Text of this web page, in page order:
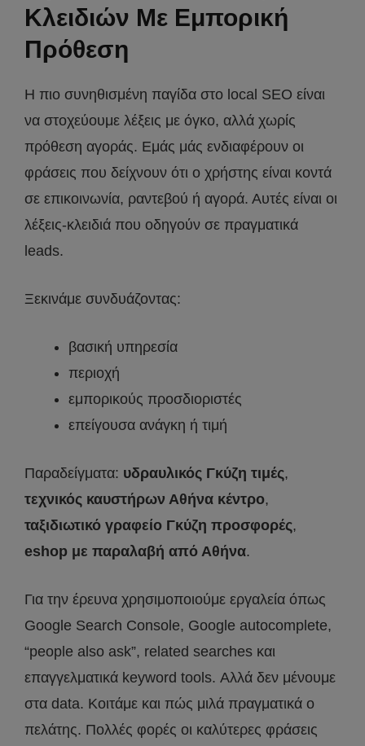
Κλειδιών Με Εμπορική
Πρόθεση
Η πιο συνηθισμένη παγίδα στο local SEO είναι
να στοχεύουμε λέξεις με όγκο, αλλά χωρίς
πρόθεση αγοράς. Εμάς μάς ενδιαφέρουν οι
φράσεις που δείχνουν ότι ο χρήστης είναι κοντά
σε επικοινωνία, ραντεβού ή αγορά. Αυτές είναι οι
λέξεις-κλειδιά που οδηγούν σε πραγματικά
leads.
Ξεκινάμε συνδυάζοντας:
βασική υπηρεσία
περιοχή
εμπορικούς προσδιοριστές
επείγουσα ανάγκη ή τιμή
Παραδείγματα: υδραυλικός Γκύζη τιμές,
τεχνικός καυστήρων Αθήνα κέντρο,
ταξιδιωτικό γραφείο Γκύζη προσφορές,
eshop με παραλαβή από Αθήνα.
Για την έρευνα χρησιμοποιούμε εργαλεία όπως
Google Search Console, Google autocomplete,
“people also ask”, related searches και
επαγγελματικά keyword tools. Αλλά δεν μένουμε
στα data. Κοιτάμε και πώς μιλά πραγματικά ο
πελάτης. Πολλές φορές οι καλύτερες φράσεις